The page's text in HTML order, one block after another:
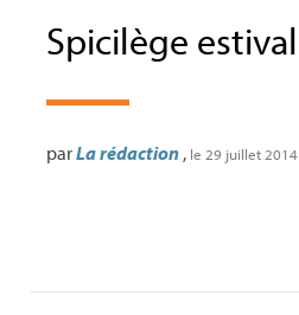
Spicilège estival
parLa rédaction , le 29 juillet 2014